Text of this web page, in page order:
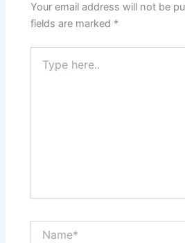
Your email address will not be
fields are marked *
here..